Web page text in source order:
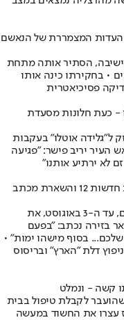
העדות המצמררת של הנאשם
הסתיר אותה מתחת
• בחקירתו כינה אותו
פסיכיאטרית
- כעת חלונות מסעדת
ל"גלידה אוטלו" בעקבות
יריב פישר: "פגיעה
לא ירתיע אותנו"
תיעוד המעצר בביתו: זהו החשוד בניפוץ דלת חדשות 12 והשארת מכתב
בית משפט השלום בת"א האריך בארבעה ימים, עד ה-3 באוגוסט, את
שהושאר בזירה נכתב: "בפעם
בסוף מישהו ימות" •
דלת "הארץ" ובריסוס
קשה - ונמלט
חריג בכפר סבא הסתיים בפצוע בן 65 שהועבר לקבלת טיפול בבית
עצרו את החשוד במעשה